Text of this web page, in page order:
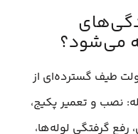
می‌شود؟
طیف گسترده‌ای از
نصب و تعمیر پکیج،
رفع گرفتگی لوله‌ها،